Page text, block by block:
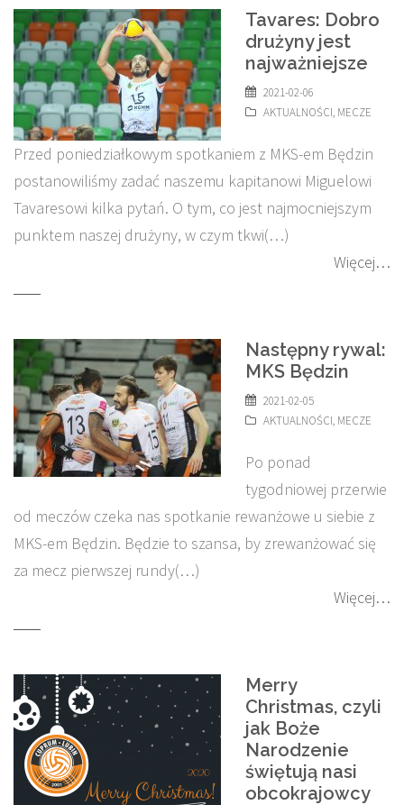
Tavares: Dobro
drużyny jest
najważniejsze
2021-02-06
AKTUALNOŚCI, MECZE
Przed poniedziałkowym spotkaniem z MKS-em Będzin
postanowiliśmy zadać naszemu kapitanowi Miguelowi
Tavaresowi kilka pytań. O tym, co jest najmocniejszym
punktem naszej drużyny, w czym tkwi(…)
Więcej…
Następny rywal:
MKS Będzin
2021-02-05
AKTUALNOŚCI, MECZE
Po ponad
tygodniowej przerwie
od meczów czeka nas spotkanie rewanżowe u siebie z
MKS-em Będzin. Będzie to szansa, by zrewanżować się
za mecz pierwszej rundy(…)
Więcej…
Merry
Christmas, czyli
jak Boże
Narodzenie
świętują nasi
obcokrajowcy